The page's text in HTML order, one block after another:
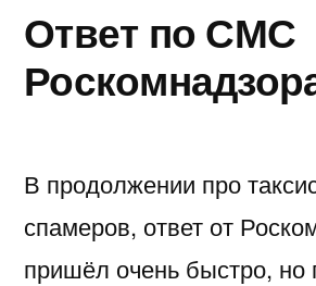
Ответ по СМС
В продолжении про
спамеров, ответ от
пришёл очень быстро, но